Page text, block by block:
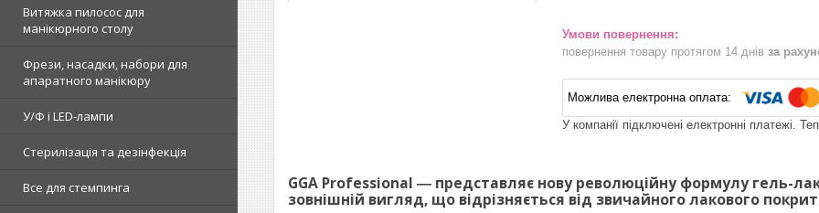
Витяжка пилосос для
манікюрного столу
Фрези, насадки, набори для
апаратного манікюру
У/Ф і LED-лампи
Стерилізація та дезінфекція
Все для стемпинга
повернення товару протягом 14 днів за
У компанії підключені електронні платежі.
GGA Professional ― представляє нову революційну формулу гель-
зовнішній вигляд, що відрізняється від звичайного лакового